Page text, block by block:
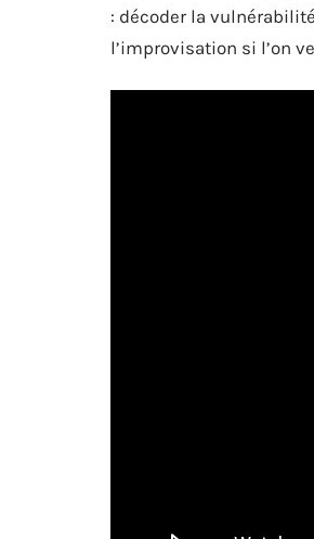
: décoder la
l’improvisation si l’on